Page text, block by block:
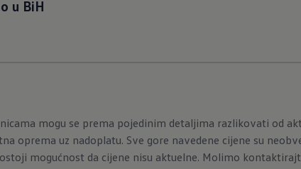
u BiH
mogu se prema pojedinim detaljima razlikovati od
oprema uz nadoplatu. Sve gore navedene cijene su
mogućnost da cijene nisu aktuelne. Molimo